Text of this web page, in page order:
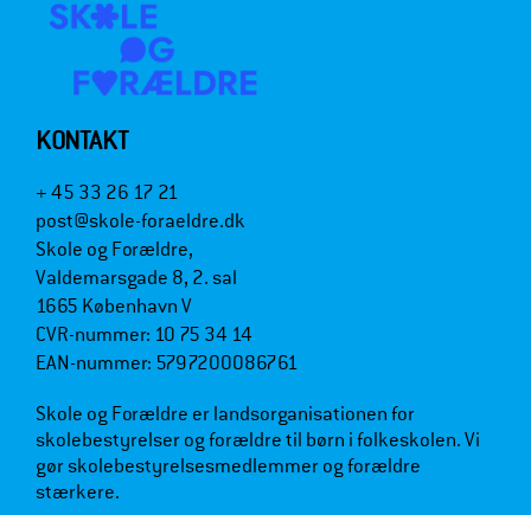
KONTAKT
+ 45 33 26 17 21
post@skole-foraeldre.dk
Skole og Forældre,
Valdemarsgade 8, 2. sal
1665 København V
CVR-nummer: 10 75 34 14
EAN-nummer: 5797200086761
Skole og Forældre er landsorganisationen for
skolebestyrelser og forældre til børn i folkeskolen. Vi
gør skolebestyrelsesmedlemmer og forældre
stærkere.